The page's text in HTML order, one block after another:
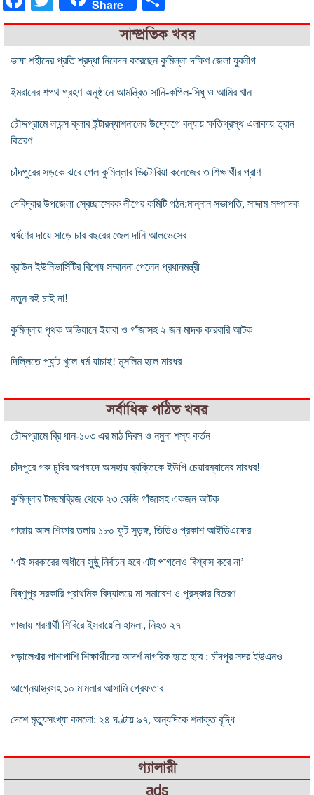
Share
সাম্প্রতিক খবর
ভাষা শহীদের প্রতি শ্রদ্ধা নিবেদন করেছেন কুমিল্লা দক্ষিণ জেলা যুবলীগ
ইমরানের শপথ গ্রহণ অনুষ্ঠানে আমন্ত্রিত সানি-কপিল-সিধু ও আমির খান
চৌদ্দগ্রামে লায়ন্স ক্লাব ইন্টারন্যাশনালের উদ্যোগে বন্যায় ক্ষতিগ্রস্থ এলাকায় ত্রান
বিতরণ
চাঁদপুরের সড়কে ঝরে গেল কুমিল্লার ভিক্টোরিয়া কলেজের ৩ শিক্ষার্থীর প্রাণ
দেবিদ্বার উপজেলা স্বেচ্ছাসেবক লীগের কমিটি গঠন:মান্নান সভাপতি, সাদ্দাম সম্পাদক
ধর্ষণের দায়ে সাড়ে চার বছরের জেল দানি আলভেসের
ব্রাউন ইউনিভার্সিটির বিশেষ সম্মাননা পেলেন প্রধানমন্ত্রী
নতুন বই চাই না!
কুমিল্লায় পৃথক অভিযানে ইয়াবা ও গাঁজাসহ ২ জন মাদক কারবারি আটক
দিল্লিতে প্যান্ট খুলে ধর্ম যাচাই! মুসলিম হলে মারধর
সর্বাধিক পঠিত খবর
চৌদ্দগ্রামে ব্রি ধান-১০৩ এর মাঠ দিবস ও নমুনা শস্য কর্তন
চাঁদপুরে গরু চুরির অপবাদে অসহায় ব্যক্তিকে ইউপি চেয়ারম্যানের মারধর!
কুমিল্লার টমছমব্রিজ থেকে ২৩ কেজি গাঁজাসহ একজন আটক
গাজায় আল শিফার তলায় ১৮০ ফুট সুড়ঙ্গ, ভিডিও প্রকাশ আইডিএফের
‘এই সরকারের অধীনে সুষ্ঠু নির্বাচন হবে এটা পাগলেও বিশ্বাস করে না’
বিষ্ণুপুর সরকারি প্রাথমিক বিদ্যালয়ে মা সমাবেশ ও পুরস্কার বিতরণ
গাজায় শরণার্থী শিবিরে ইসরায়েলি হামলা, নিহত ২৭
পড়ালেখার পাশাপাশি শিক্ষার্থীদের আদর্শ নাগরিক হতে হবে : চাঁদপুর সদর ইউএনও
আগ্নেয়াস্ত্রসহ ১০ মামলার আসামি গ্রেফতার
দেশে মৃত্যুসংখ্যা কমলো: ২৪ ঘণ্টায় ৯৭, অন্যদিকে শনাক্ত বৃদ্ধি
গ্যালারী
ads